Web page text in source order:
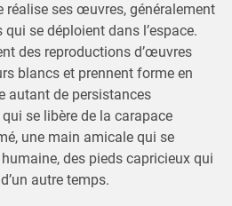
réalise ses œuvres, généralement
se déploient dans l’espace.
des reproductions d’œuvres
blancs et prennent forme en
autant de persistances
se libère de la carapace
une main amicale qui se
des pieds capricieux qui
autre temps.